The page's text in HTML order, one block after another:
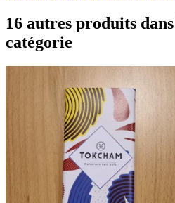
16 autres produits
catégorie